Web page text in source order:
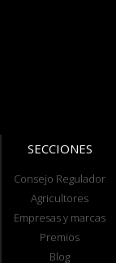
SECCIONES
Consejo Regulador
Agricultores
Empresas y marcas
Premios
Blog